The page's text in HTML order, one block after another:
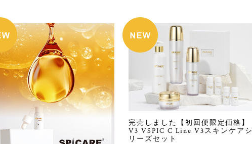
完売しました【初回便限定価格】
V3 VSPIC C Line V3スキンケアシ
リーズセット